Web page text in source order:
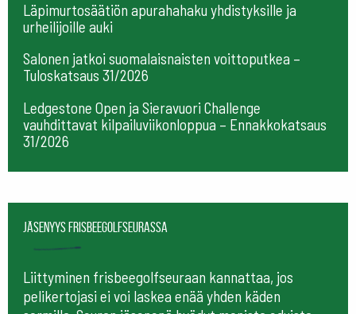
Läpimurtosäätiön apurahahaku yhdistyksille ja
urheilijoille auki
Salonen jatkoi suomalaisnaisten voittoputkea –
Tuloskatsaus 31/2026
Ledgestone Open ja Sieravuori Challenge
vauhdittavat kilpailuviikonloppua – Ennakkokatsaus
31/2026
Jäsenyys frisbeegolfseurassa
Liittyminen frisbeegolfseuraan kannattaa, jos
pelikertojasi ei voi laskea enää yhden käden